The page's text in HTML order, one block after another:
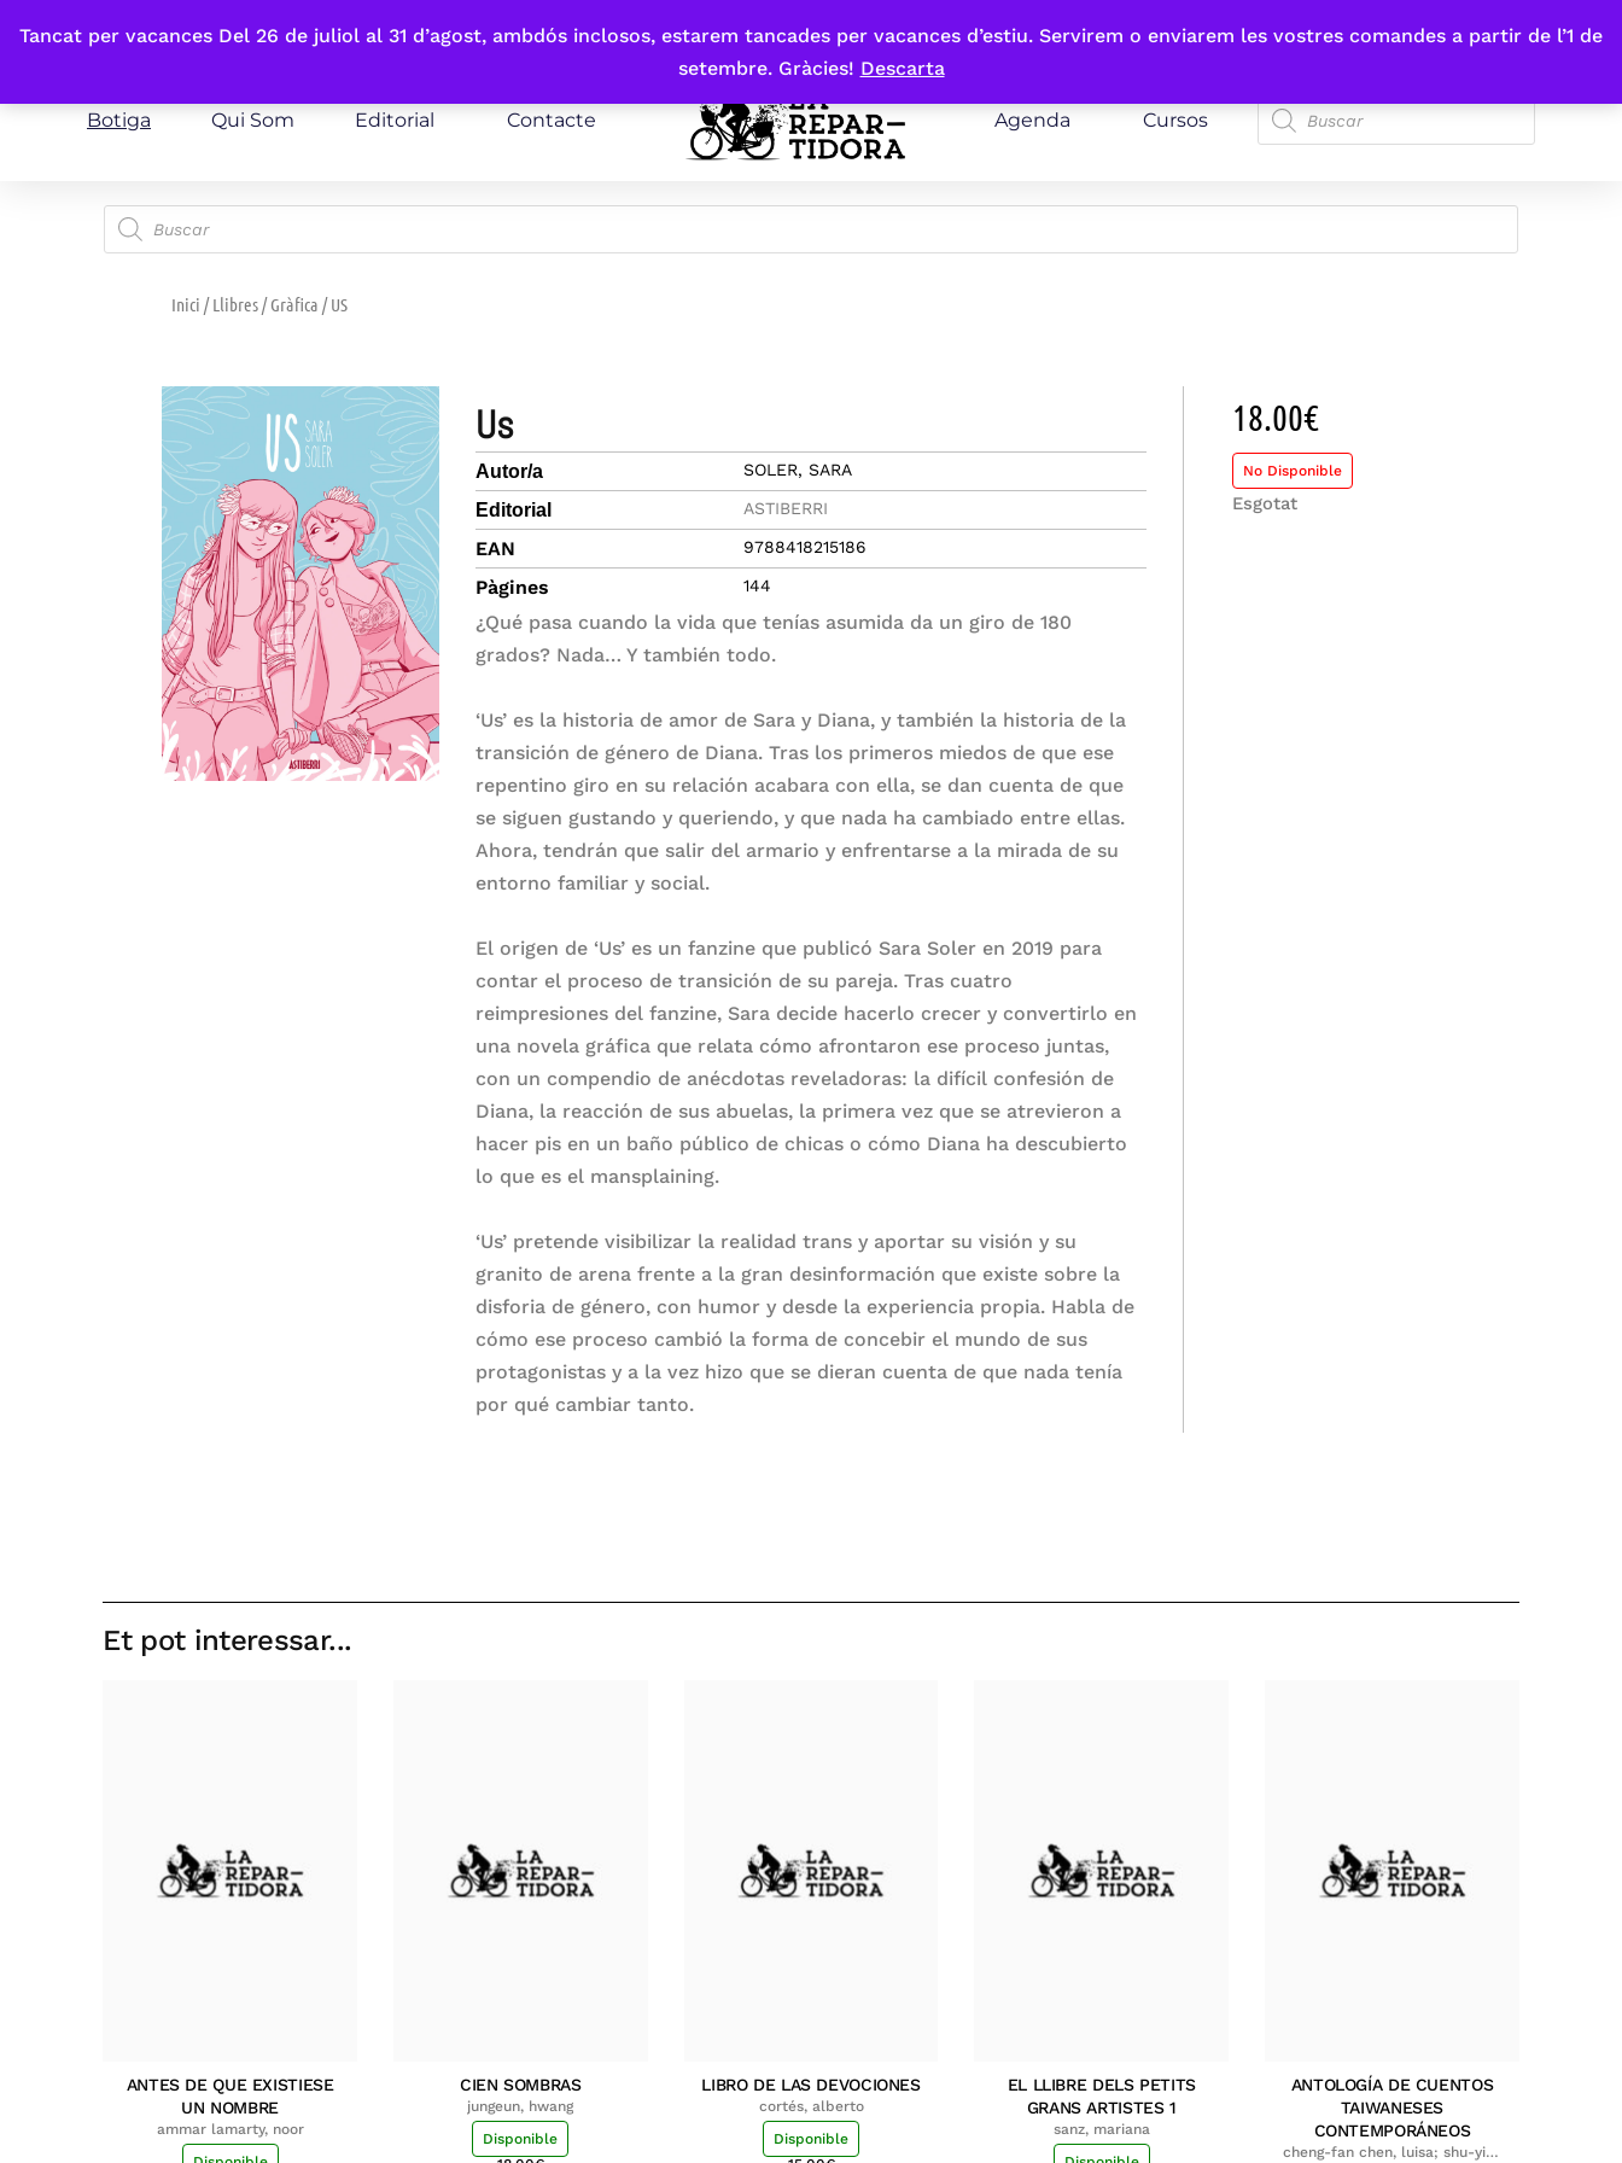
Tancat per vacances Del 26 de juliol al 31 d’agost, ambdós inclosos, estarem tancades per vacances d’estiu. Servirem o enviarem les vostres comandes a partir de l’1 de
setembre. Gràcies! Descarta
Fes-te'n sòcia
Botiga Qui Som Editorial Contacte Agenda Cursos
Inici /Llibres/Gràfica / US
us
Autor/a SOLER, SARA
Editorial ASTIBERRI
EAN 9788418215186
Pàgines 144
¿Qué pasa cuando la vida que tenías asumida da un giro de 180
grados? Nada… Y también todo.
‘Us’ es la historia de amor de Sara y Diana, y también la historia de la
transición de género de Diana. Tras los primeros miedos de que ese
repentino giro en su relación acabara con ella, se dan cuenta de que
se siguen gustando y queriendo, y que nada ha cambiado entre ellas.
Ahora, tendrán que salir del armario y enfrentarse a la mirada de su
entorno familiar y social.
El origen de ‘Us’ es un fanzine que publicó Sara Soler en 2019 para
contar el proceso de transición de su pareja. Tras cuatro
reimpresiones del fanzine, Sara decide hacerlo crecer y convertirlo en
una novela gráfica que relata cómo afrontaron ese proceso juntas,
con un compendio de anécdotas reveladoras: la difícil confesión de
Diana, la reacción de sus abuelas, la primera vez que se atrevieron a
hacer pis en un baño público de chicas o cómo Diana ha descubierto
lo que es el mansplaining.
‘Us’ pretende visibilizar la realidad trans y aportar su visión y su
granito de arena frente a la gran desinformación que existe sobre la
disforia de género, con humor y desde la experiencia propia. Habla de
cómo ese proceso cambió la forma de concebir el mundo de sus
protagonistas y a la vez hizo que se dieran cuenta de que nada tenía
por qué cambiar tanto.
18.00€
No Disponible
Esgotat
Et pot interessar...
ANTES DE QUE EXISTIESE
UN NOMBRE
ammar lamarty, noor
CIEN SOMBRAS
jungeun, hwang
Disponible
LIBRO DE LAS DEVOCIONES
cortés, alberto
Disponible
EL LLIBRE DELS PETITS
GRANS ARTISTES 1
sanz, mariana
ANTOLOGÍA DE CUENTOS
TAIWANESES
CONTEMPORÁNEOS
cheng-fan chen, luisa; shu-ying